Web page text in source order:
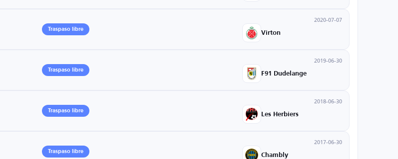
Traspaso libre
2020-07-07
Virton
Traspaso libre
2019-06-30
F91 Dudelange
Traspaso libre
2018-06-30
Les Herbiers
Traspaso libre
2017-06-30
Chambly